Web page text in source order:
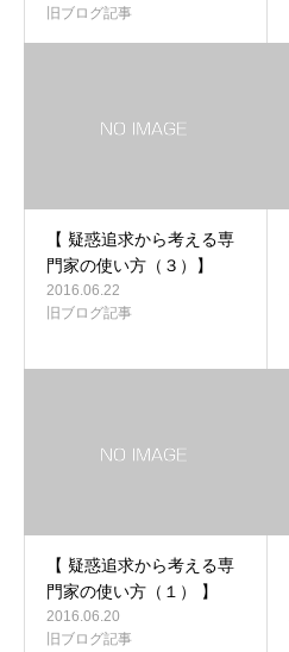
旧ブログ記事
【 疑惑追求から考える専
門家の使い方（３）】
2016.06.22
旧ブログ記事
【 疑惑追求から考える専
門家の使い方（１） 】
2016.06.20
旧ブログ記事